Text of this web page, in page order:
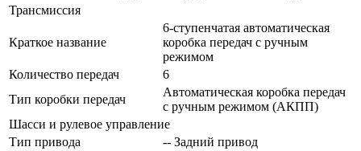
Трансмиссия
Краткое название
6-ступенчатая автоматическая
коробка передач с ручным
режимом
Количество передач
6
Тип коробки передач
Автоматическая коробка передач
с ручным режимом (АКПП)
Шасси и рулевое управление
Тип привода
-- Задний привод